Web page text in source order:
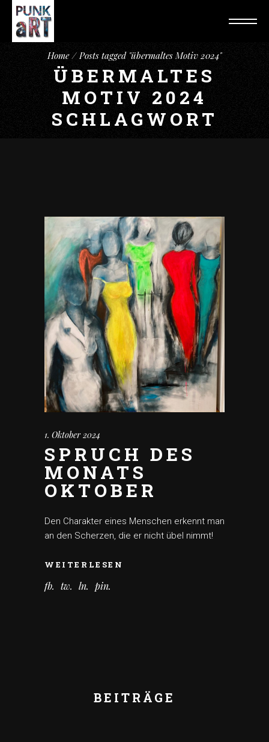
Home Posts tagged "übermaltes Motiv 2024"
ÜBERMALTES
MOTIV 2024
SCHLAGWORT
1. Oktober 2024
SPRUCH DES
MONATS
OKTOBER
Den Charakter eines Menschen erkennt man
an den Scherzen, die er nicht übel nimmt!
WEITERLESEN
fb tw ln pin
BEITRÄGE